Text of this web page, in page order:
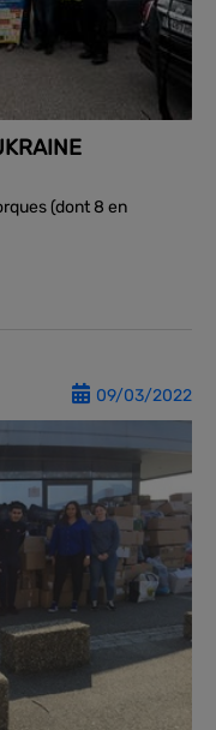
(dont 8 en
09/03/2022